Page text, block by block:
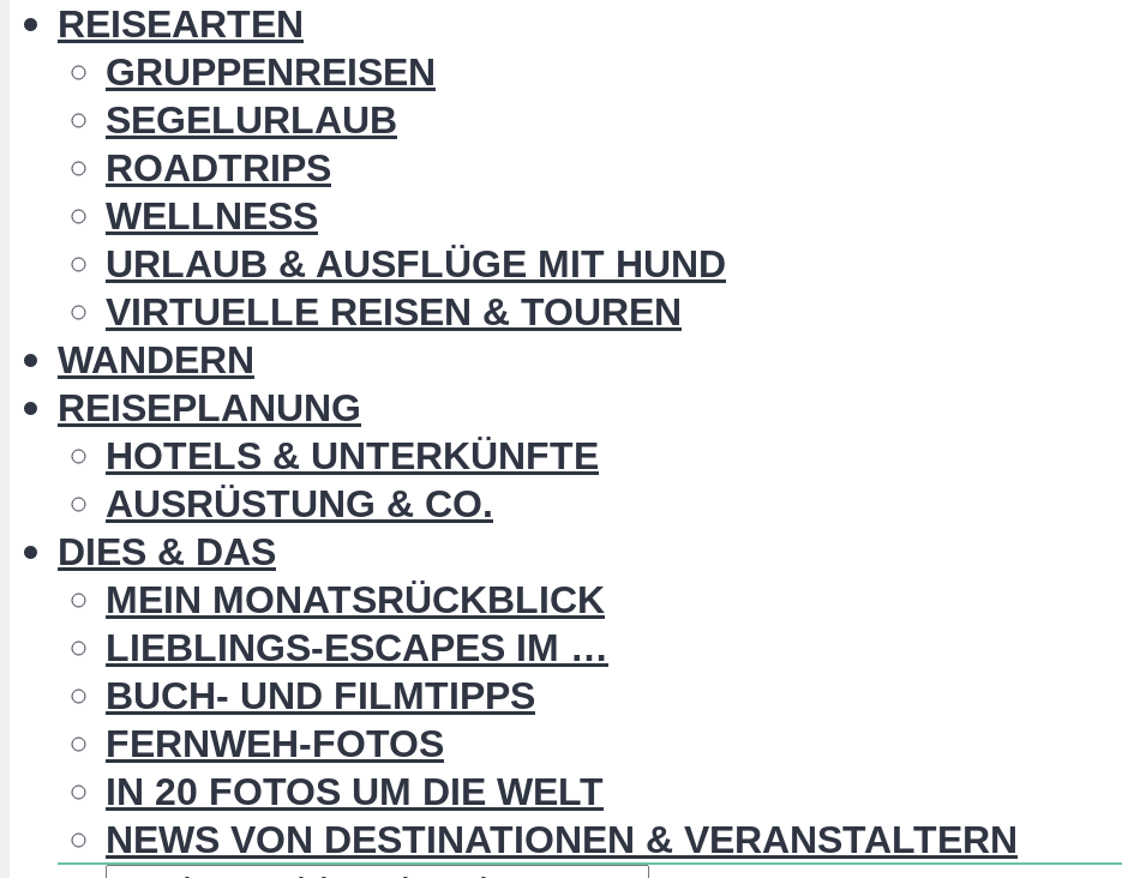
REISEARTEN
GRUPPENREISEN
SEGELURLAUB
ROADTRIPS
WELLNESS
URLAUB & AUSFLÜGE MIT HUND
VIRTUELLE REISEN & TOUREN
WANDERN
REISEPLANUNG
HOTELS & UNTERKÜNFTE
AUSRÜSTUNG & CO.
DIES & DAS
MEIN MONATSRÜCKBLICK
LIEBLINGS-ESCAPES IM …
BUCH- UND FILMTIPPS
FERNWEH-FOTOS
IN 20 FOTOS UM DIE WELT
NEWS VON DESTINATIONEN & VERANSTALTERN